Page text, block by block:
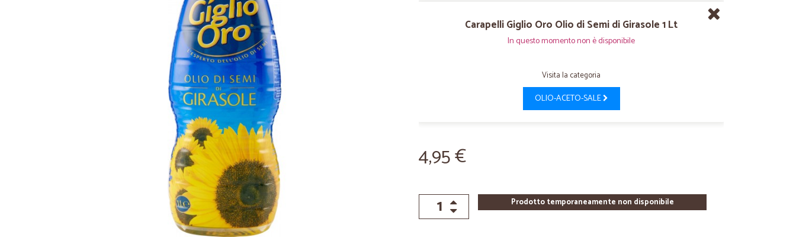
Carapelli Giglio Oro Olio di Semi di Girasole 1 Lt
In questo momento non è disponibile
Visita la categoria
OLIO-ACETO-SALE
4,95 €
Prodotto temporaneamente non disponibile